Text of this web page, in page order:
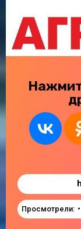
Просмотрели: